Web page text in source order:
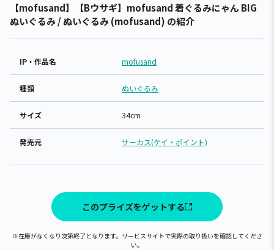
【mofusand】【Bウサギ】mofusand 着ぐるみにゃん BIG
ぬいぐるみ / ぬいぐるみ (mofusand) の紹介
IP・作品名 mofusand
種類 ぬいぐるみ
サイズ 34cm
発売元 サーカス(ケイ・ポイント)
このプライズをゲットする
※在庫がなくなり次第終了となります。サービスサイトで実際の取り扱いを確認してくださ
い。